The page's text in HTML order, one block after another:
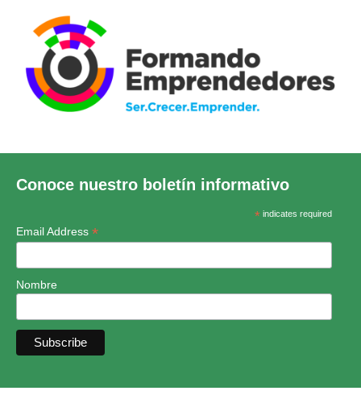
Conoce nuestro boletín informativo
*indicates required
Email Address *
Nombre